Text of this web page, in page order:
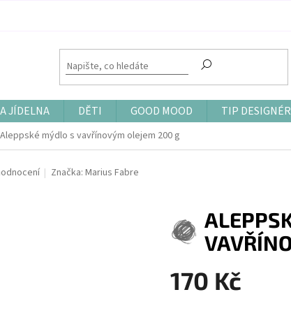
JÍDELNA DĚTI GOOD MOOD TIP
Aleppské mýdlo s vavřínovým olejem 200 g
Značka:Marius Fabre
170 Kč